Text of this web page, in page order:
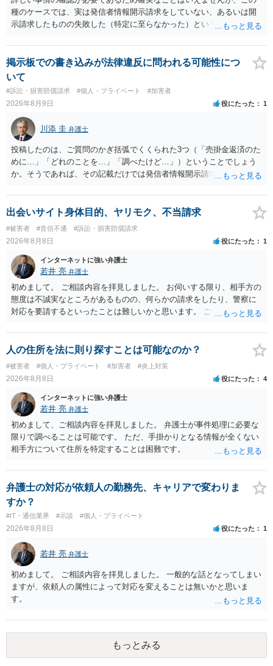
種のケースでは、実は発信者情報開示請求をしていない、あるいは開
示請求したものの失敗した（特定に至らなかった）という事案が比較
な投稿をする場合にはなおさら）。
掲示板での書き込みが法律違反に問われる可能性につ
いて
#訴訟・損害賠償請求 #個人・プライベート #加害者
2026年8月9日 役にたった 1
川添 圭 弁護士
投稿したのは、ご質問のかぎ括弧でくくられた3つ（「売掛金返済のた
めに…」「どれのことを…」「調べたけど…」）ということでしょう
か。そうであれば、その記載だけでは発信者情報開示請求が認められ
ただ、「328が名誉毀損、偽計業務妨害、侮辱罪、ストーカー等に関す
る法律違反に該当するといわれ」とのことですので、ご質問に書かれ
ていない何らかの背景事情があれば、回答は180度変わるかもしれませ
ん。公開の場で詳細を投稿することは不適当と思われますので、弁護
士へ直接相談した方がよいでしょう。
出会いサイト身体目的、ヤリモク、不当請求
#被害者 #音信不通 #訴訟・損害賠償請求
2026年8月8日 役にたった 1
インターネットに強い弁護士
若井 亮 弁護士
初めまして。 ご相談内容を拝見しました。 お伺いする限り、相手方の
態度は不誠実なところがあるものの、何らかの請求をしたり、警察に
対応を要請するといったことは難しいかと思います。 ご参考になれば
人の住所を法に則り探すことは可能なのか？
#被害者 #個人・プライベート #加害者 #炎上対策
2026年8月8日 役にたった 4
インターネットに強い弁護士
若井 亮 弁護士
初めまして、ご相談内容を拝見しました。 弁護士が事件処理に必要な
限りで調べることは可能です。 ただ、手掛かりとなる情報が全くない
相手方について住所を特定することは困難です。
弁護士の対応が依頼人の勤務先、キャリアで変わりま
すか？
#IT・通信業界 #示談 #個人・プライベート
2026年8月8日 役にたった 1
若井 亮 弁護士
初めまして。 ご相談内容を拝見しました。 一般的な話となってしまい
ますが、依頼人の属性によって対応を変えることは無いかと思いま
す。
もっとみる